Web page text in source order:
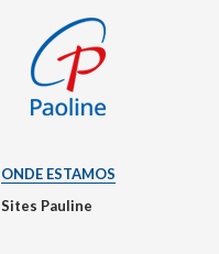
ONDE ESTAMOS
Sites Pauline